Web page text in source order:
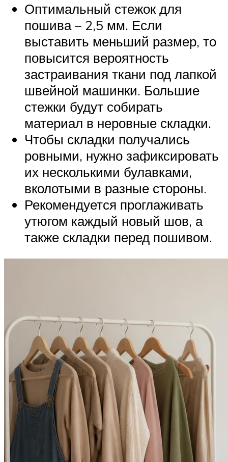
Оптимальный стежок для
пошива – 2,5 мм. Если
выставить меньший размер, то
повысится вероятность
застраивания ткани под лапкой
швейной машинки. Большие
стежки будут собирать
материал в неровные складки.
Чтобы складки получались
ровными, нужно зафиксировать
их несколькими булавками,
вколотыми в разные стороны.
Рекомендуется проглаживать
утюгом каждый новый шов, а
также складки перед пошивом.